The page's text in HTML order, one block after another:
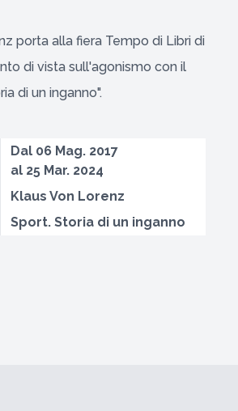
porta alla fiera Tempo di Libri di
di vista sull'agonismo con il
di un inganno".
Dal 06 Mag. 2017
al 25 Mar. 2024
Klaus Von Lorenz
Sport. Storia di un inganno